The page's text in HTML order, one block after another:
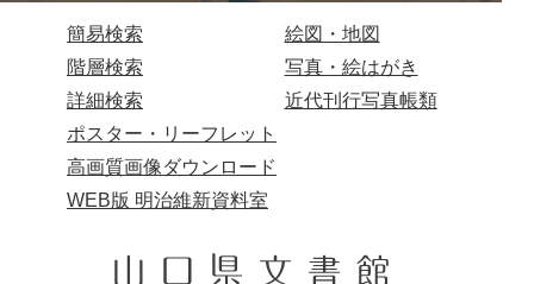
簡易検索
階層検索
詳細検索
絵図・地図
写真・絵はがき
近代刊行写真帳類
ポスター・リーフレット
高画質画像ダウンロード
WEB版 明治維新資料室